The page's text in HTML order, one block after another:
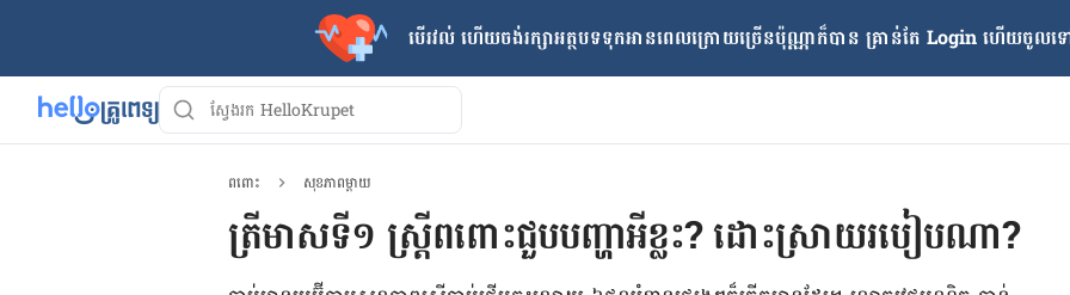
បើរវល់ ហើយចង់​រក្សាអត្ថបទទុកអានពេលក្រោយ​ច្រើនប៉ុណ្ណាក៏បាន គ្រាន់តែ​ Login ហើយចូលទ
ពពោះ សុខភាពម្ដាយ
ត្រីមាសទី១ ស្ត្រីពពោះជួបបញ្ហាអីខ្លះ? ដោះស្រាយរបៀបណា?